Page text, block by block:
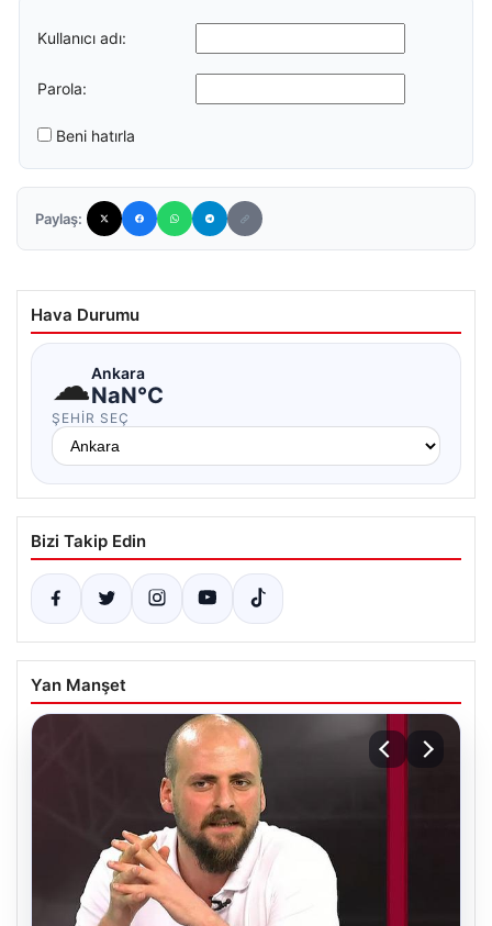
Kullanıcı adı:
Parola:
Beni hatırla
Paylaş:
Hava Durumu
☁Ankara
NaN°C
ŞEHIR SEÇ
Bizi Takip Edin
Yan Manşet